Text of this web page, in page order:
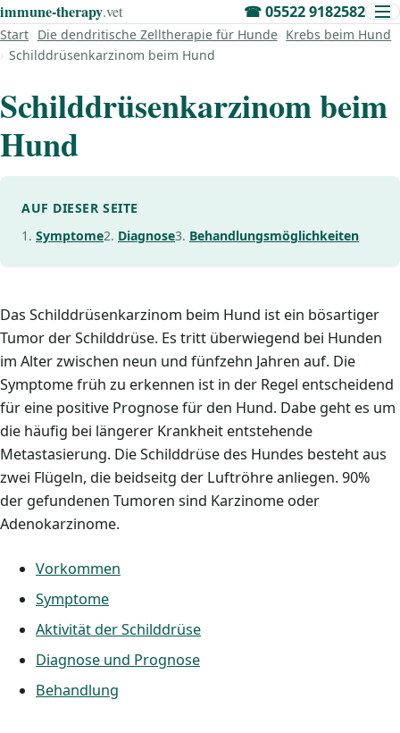
immune‑therapy.vet ☎05522 9182582
Start Die dendritische Zelltherapie für Hunde Krebs beim Hund
Schilddrüsenkarzinom beim Hund
Schilddrüsenkarzinom beim
Hund
AUF DIESER SEITE
Symptome
Diagnose Behandlungsmöglichkeiten
Das Schilddrüsenkarzinom beim Hund ist ein bösartiger
Tumor der Schilddrüse. Es tritt überwiegend bei Hunden
im Alter zwischen neun und fünfzehn Jahren auf. Die
Symptome früh zu erkennen ist in der Regel entscheidend
für eine positive Prognose für den Hund. Dabe geht es um
die häufig bei längerer Krankheit entstehende
Metastasierung. Die Schilddrüse des Hundes besteht aus
zwei Flügeln, die beidseitg der Luftröhre anliegen. 90%
der gefundenen Tumoren sind Karzinome oder
Adenokarzinome.
Vorkommen
Symptome
Aktivität der Schilddrüse
Diagnose und Prognose
Behandlung